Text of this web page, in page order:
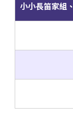
小小長笛家組